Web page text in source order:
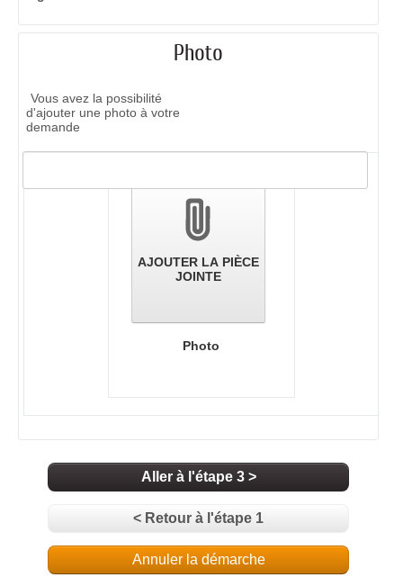
Photo
Vous avez la possibilité
d'ajouter une photo à votre
demande
pièces
AJOUTER LA PIÈCE
JOINTE
Photo
Aller à l'étape 3 >
< Retour à l'étape 1
Annuler la démarche